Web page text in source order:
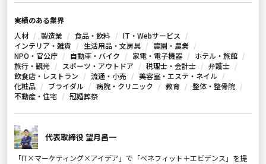
実績のある業界
人材
製造業 食品・飲料
IT・Webサービス
インテリア・雑貨
生活用品・文房具
農園・農業
NPO・官公庁
自動車・バイク 家電・電子機器
ホテル・旅館
旅行・観光
スポーツ・アウトドア 税理士・会計士
弁護士
飲食店・レストラン
流通・小売
美容室・エステ・ネイル
化粧品
ブライダル 病院・クリニック 教育
整体・整骨院
不動産・住宅
冠婚葬祭
代表取締役 望月昌一
「IT×マーケティング×アイデア」で「ベネフィット＋エビデンス」を提